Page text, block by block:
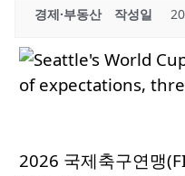
경제·부동산 작성일
2026 국제축구연맹